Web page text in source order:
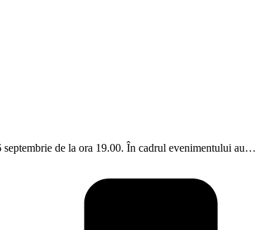
de la ora 19.00. În cadrul evenimentului au…